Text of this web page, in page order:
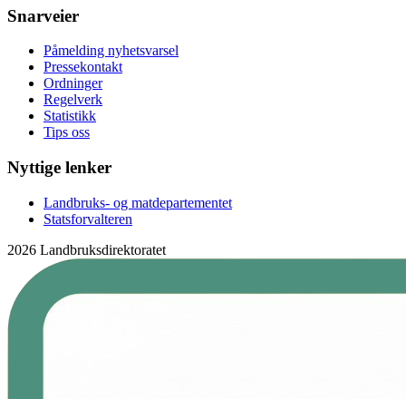
Snarveier
Påmelding nyhetsvarsel
Pressekontakt
Ordninger
Regelverk
Statistikk
Tips oss
Nyttige lenker
Landbruks- og matdepartementet
Statsforvalteren
2026 Landbruksdirektoratet